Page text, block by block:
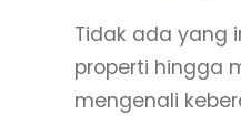
Tidak ada yang
properti hingga
mengenali